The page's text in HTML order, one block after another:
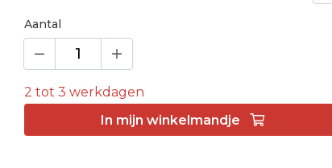
Aantal
2 tot 3 werkdagen
In mijn winkelmandje